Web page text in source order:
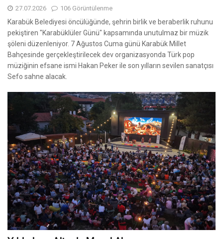
27.07.2026 106 Görüntülenme
Karabük Belediyesi öncülüğünde, şehrin birlik ve beraberlik ruhunu
pekiştiren "Karabüklüler Günü" kapsamında unutulmaz bir müzik
şöleni düzenleniyor. 7 Ağustos Cuma günü Karabük Millet
Bahçesinde gerçekleştirilecek dev organizasyonda Türk pop
müziğinin efsane ismi Hakan Peker ile son yılların sevilen sanatçısı
Sefo sahne alacak.